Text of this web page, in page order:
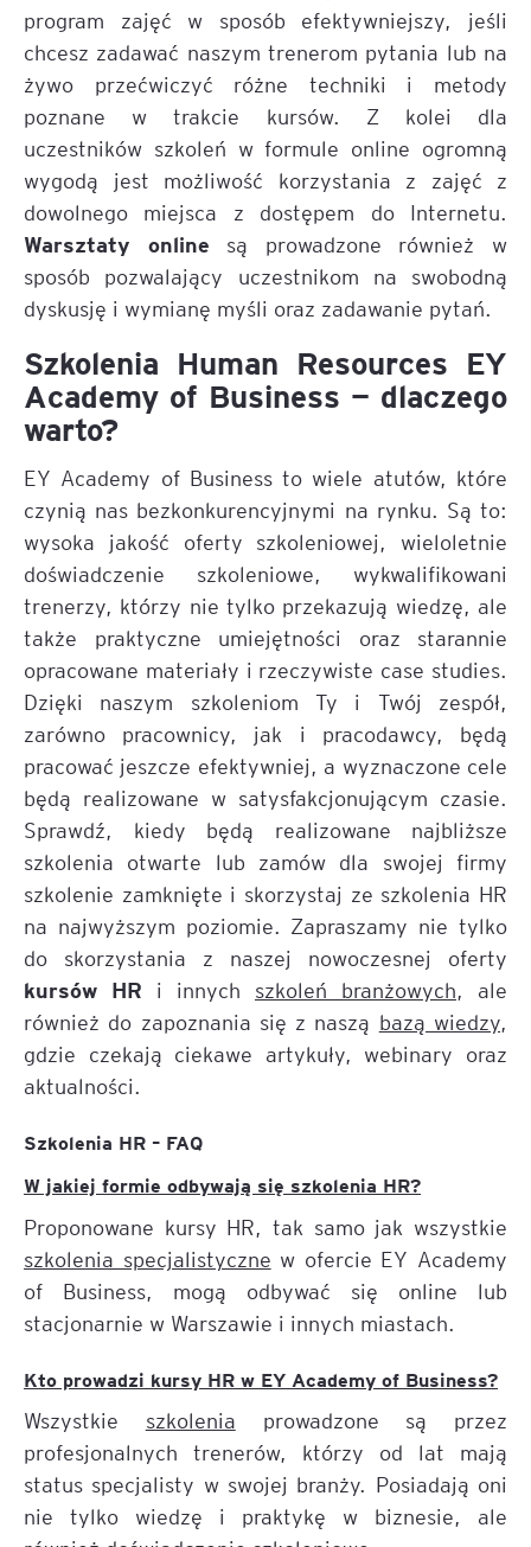
program zajęć w sposób efektywniejszy, jeśli
chcesz zadawać naszym trenerom pytania lub na
żywo przećwiczyć różne techniki i metody
poznane w trakcie kursów. Z kolei dla
uczestników szkoleń w formule online ogromną
wygodą jest możliwość korzystania z zajęć z
dowolnego miejsca z dostępem do Internetu.
Warsztaty online są prowadzone również w
sposób pozwalający uczestnikom na swobodną
dyskusję i wymianę myśli oraz zadawanie pytań.
Szkolenia Human Resources EY
Academy of Business — dlaczego
warto?
EY Academy of Business to wiele atutów, które
czynią nas bezkonkurencyjnymi na rynku. Są to:
wysoka jakość oferty szkoleniowej, wieloletnie
doświadczenie szkoleniowe, wykwalifikowani
trenerzy, którzy nie tylko przekazują wiedzę, ale
także praktyczne umiejętności oraz starannie
opracowane materiały i rzeczywiste case studies.
Dzięki naszym szkoleniom Ty i Twój zespół,
zarówno pracownicy, jak i pracodawcy, będą
pracować jeszcze efektywniej, a wyznaczone cele
będą realizowane w satysfakcjonującym czasie.
Sprawdź, kiedy będą realizowane najbliższe
szkolenia otwarte lub zamów dla swojej firmy
szkolenie zamknięte i skorzystaj ze szkolenia HR
na najwyższym poziomie. Zapraszamy nie tylko
do skorzystania z naszej nowoczesnej oferty
kursów HR i innych szkoleń branżowych, ale
również do zapoznania się z naszą bazą wiedzy,
gdzie czekają ciekawe artykuły, webinary oraz
aktualności.
Szkolenia HR – FAQ
W jakiej formie odbywają się szkolenia HR?
Proponowane kursy HR, tak samo jak wszystkie
szkolenia specjalistyczne w ofercie EY Academy
of Business, mogą odbywać się online lub
stacjonarnie w Warszawie i innych miastach.
Kto prowadzi kursy HR w EY Academy of Business?
Wszystkie szkolenia prowadzone są przez
profesjonalnych trenerów, którzy od lat mają
status specjalisty w swojej branży. Posiadają oni
nie tylko wiedzę i praktykę w biznesie, ale